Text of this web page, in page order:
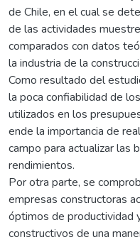
de Chile, en el cual se
de las actividades
comparados con datos
la industria de la
Como resultado del
la poca confiabilidad de
utilizados en los
ende la importancia de
campo para actualizar las
rendimientos.
Por otra parte, se
empresas constructoras
óptimos de productividad
constructivos de una